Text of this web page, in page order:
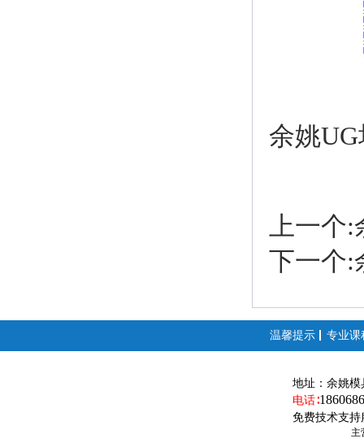
余姚
上一
下一个:
温馨提示 专业课
地址： 余姚模
电话∶
免费技术支持
主